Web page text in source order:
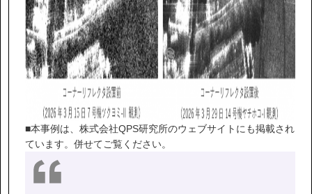
■本事例は、株式会社QPS研究所のウェブサイトにも掲載され
ています。併せてご覧ください。